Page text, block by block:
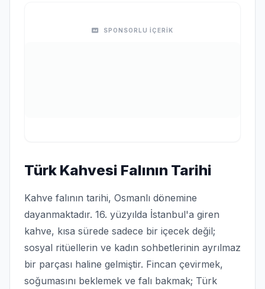
SPONSORLU İÇERİK
Türk Kahvesi Falının Tarihi
Kahve falının tarihi, Osmanlı dönemine
dayanmaktadır. 16. yüzyılda İstanbul'a giren
kahve, kısa sürede sadece bir içecek değil;
sosyal ritüellerin ve kadın sohbetlerinin ayrılmaz
bir parçası haline gelmiştir. Fincan çevirmek,
soğumasını beklemek ve falı bakmak; Türk